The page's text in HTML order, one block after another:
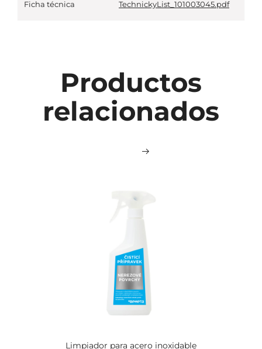
Ficha técnica TechnickyList_101003045.pdf
Productos
relacionados
Limpiador para acero inoxidable